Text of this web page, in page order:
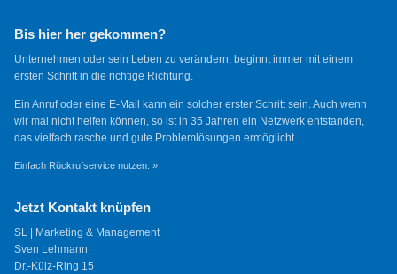
Bis hier her gekommen?
Unternehmen oder sein Leben zu verändern, beginnt immer mit einem
ersten Schritt in die richtige Richtung.
Ein Anruf oder eine E-Mail kann ein solcher erster Schritt sein. Auch wenn
wir mal nicht helfen können, so ist in 35 Jahren ein Netzwerk entstanden,
das vielfach rasche und gute Problemlösungen ermöglicht.
Einfach Rückrufservice nutzen. »
Jetzt Kontakt knüpfen
SL | Marketing & Management
Sven Lehmann
Dr.-Külz-Ring 15